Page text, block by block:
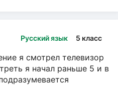
Русский язык 5 класс
я смотрел телевизор
я начал раньше 5 и в